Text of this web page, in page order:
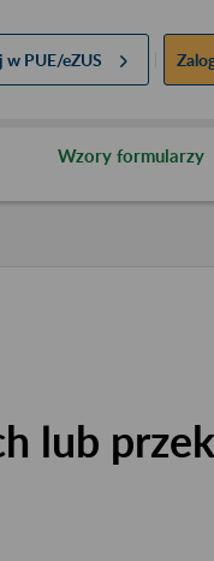
w PUE/eZUS
Wzory formularzy
lub